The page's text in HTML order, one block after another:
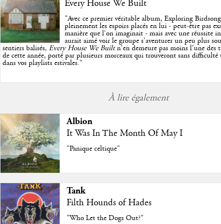
Every House We Built
"Avec ce premier véritable album, Exploring
pleinement les espoirs placés en lui - peut-être pas
manière que l'on imaginait - mais avec une réussite
aurait aimé voir le groupe s'aventurer un peu plus
sentiers balisés, Every House We Builtn'en demeure pas moins l'une des
de cette année, porté par plusieurs morceaux qui trouveront sans difficulté
dans vos playlists estivales."
À lire également
Albion
It Was In The Month Of May I
"Panique celtique"
Tank
Filth Hounds of Hades
"Who Let the Dogs Out?"